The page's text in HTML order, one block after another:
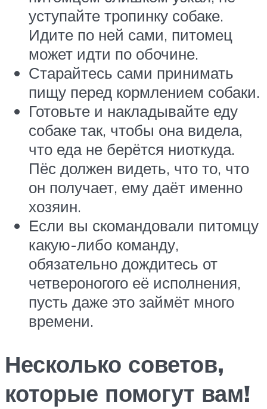
уступайте тропинку собаке.
Идите по ней сами, питомец
может идти по обочине.
Старайтесь сами принимать
пищу перед кормлением собаки.
Готовьте и накладывайте еду
собаке так, чтобы она видела,
что еда не берётся ниоткуда.
Пёс должен видеть, что то, что
он получает, ему даёт именно
хозяин.
Если вы скомандовали питомцу
какую-либо команду,
обязательно дождитесь от
четвероногого её исполнения,
пусть даже это займёт много
времени.
Несколько советов,
которые помогут вам!